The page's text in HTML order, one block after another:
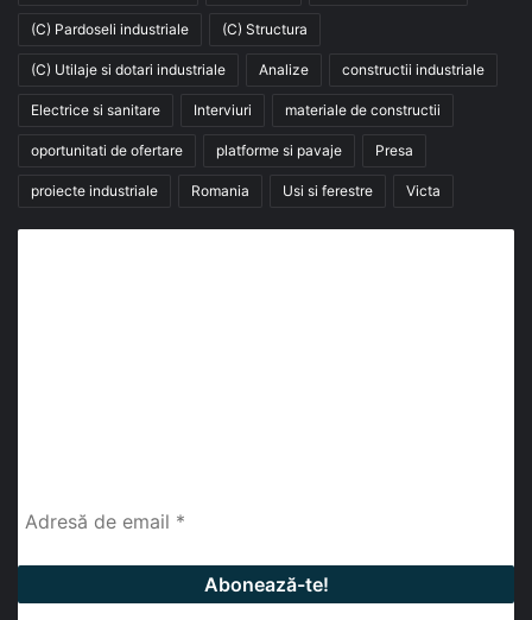
(C) Pardoseli industriale (C) Structura
(C) Utilaje si dotari industriale Analize constructii industriale
Electrice si sanitare Interviuri materiale de constructii
oportunitati de ofertare platforme si pavaje Presa
proiecte industriale Romania Usi si ferestre Victa